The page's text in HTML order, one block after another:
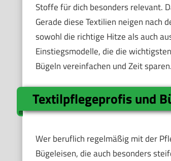
Stoffe für dich besonders relevant.
Gerade diese Textilien neigen nach
sowohl die richtige Hitze als auch
Einstiegsmodelle, die die
Bügeln vereinfachen und Zeit sparen.
Textilpflegeprofis und
Wer beruflich regelmäßig mit der
Bügeleisen, die auch besonders